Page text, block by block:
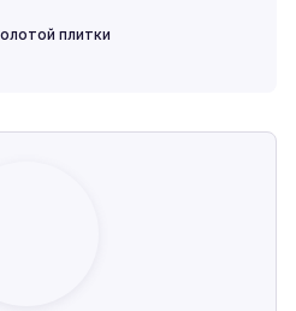
плитки